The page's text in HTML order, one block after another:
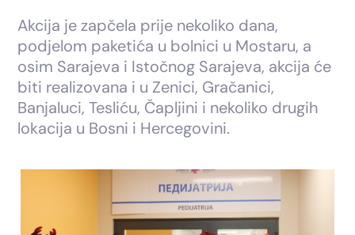
Akcija je zapčela prije nekoliko dana,
podjelom paketića u bolnici u Mostaru, a
osim Sarajeva i Istočnog Sarajeva, akcija će
biti realizovana i u Zenici, Gračanici,
Banjaluci, Tesliću, Čapljini i nekoliko drugih
lokacija u Bosni i Hercegovini.